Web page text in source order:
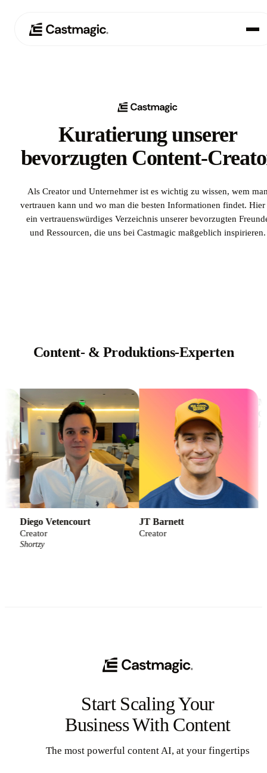
Anwendungsfälle
03 Preisgestaltung
Über uns
Kuratierung unserer
bevorzugten Content-
Als Creator und Unternehmer ist es wichtig zu wissen, wem
vertrauen kann und wo man die besten Informationen findet. Hier
ein vertrauenswürdiges Verzeichnis unserer bevorzugten
und Ressourcen, die uns bei Castmagic maßgeblich inspirieren.
Content- & Produktions-Experten
Diego Vetencourt
Creator
Shortzy
JT Barnett
Creator
Start Scaling Your
Business With Content
The most powerful content AI, at your fingertips